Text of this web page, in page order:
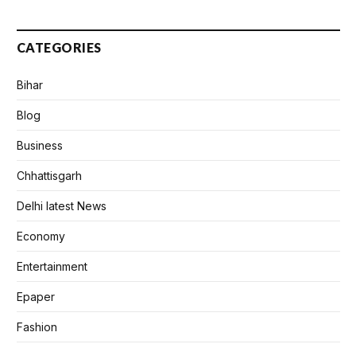
CATEGORIES
Bihar
Blog
Business
Chhattisgarh
Delhi latest News
Economy
Entertainment
Epaper
Fashion